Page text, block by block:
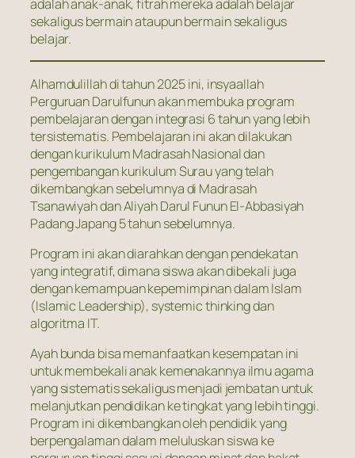
adalah anak-anak, fitrah mereka adalah belajar
sekaligus bermain ataupun bermain sekaligus
belajar.
Alhamdulillah di tahun 2025 ini, insyaallah
Perguruan Darulfunun akan membuka program
pembelajaran dengan integrasi 6 tahun yang lebih
tersistematis. Pembelajaran ini akan dilakukan
dengan kurikulum Madrasah Nasional dan
pengembangan kurikulum Surau yang telah
dikembangkan sebelumnya di Madrasah
Tsanawiyah dan Aliyah Darul Funun El-Abbasiyah
Padang Japang 5 tahun sebelumnya.
Program ini akan diarahkan dengan pendekatan
yang integratif, dimana siswa akan dibekali juga
dengan kemampuan kepemimpinan dalam Islam
(Islamic Leadership), systemic thinking dan
algoritma IT.
Ayah bunda bisa memanfaatkan kesempatan ini
untuk membekali anak kemenakannya ilmu agama
yang sistematis sekaligus menjadi jembatan untuk
melanjutkan pendidikan ke tingkat yang lebih tinggi.
Program ini dikembangkan oleh pendidik yang
berpengalaman dalam meluluskan siswa ke